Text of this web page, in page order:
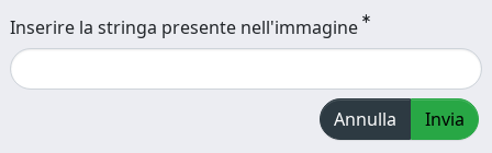
Inserire la stringa presente nell'immagine
Annulla Invia